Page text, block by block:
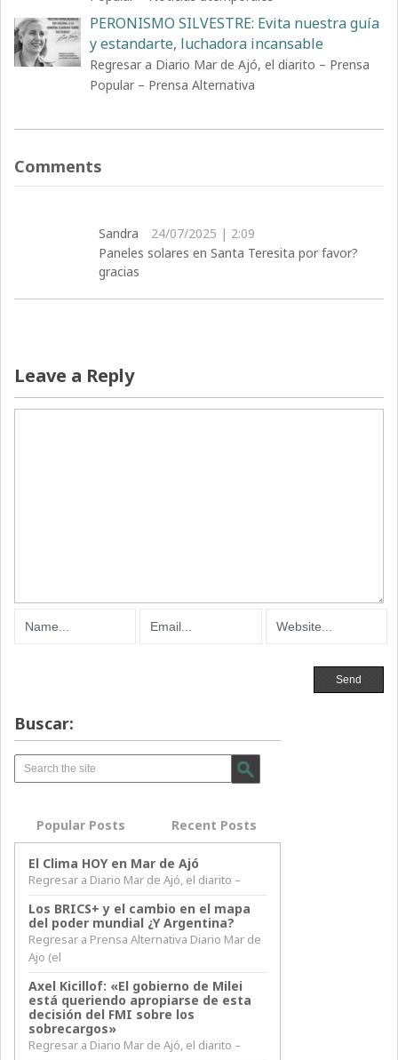
PERONISMO SILVESTRE: Evita nuestra guía
y estandarte, luchadora incansable
Regresar a Diario Mar de Ajó, el diarito – Prensa
Popular – Prensa Alternativa
Comments
Sandra
24/07/2025 | 2:09
Paneles solares en Santa Teresita por favor?
gracias
Leave a Reply
Buscar:
Popular Posts Recent Posts
El Clima HOY en Mar de Ajó
Regresar a Diario Mar de Ajó, el diarito –
Los BRICS+ y el cambio en el mapa
del poder mundial ¿Y Argentina?
Regresar a Prensa Alternativa Diario Mar de
Ajo (el
Axel Kicillof: «El gobierno de Milei
está queriendo apropiarse de esta
decisión del FMI sobre los
sobrecargos»
Regresar a Diario Mar de Ajó, el diarito –